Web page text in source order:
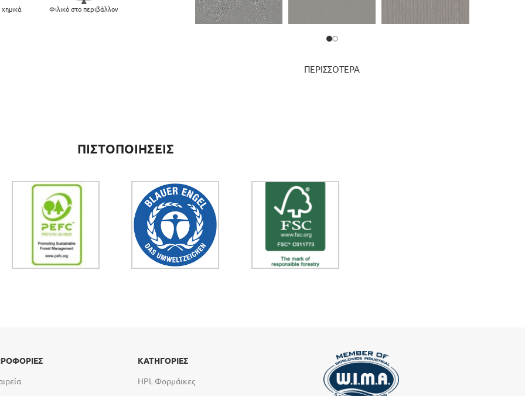
Φιλικό στο περιβάλλον
ΠΕΡΙΣΣΟΤΕΡΑ
ΠΙΣΤΟΠΟΙΗΣΕΙΣ
ΚΑΤΗΓΟΡΙΕΣ
HPL Φορμάικες